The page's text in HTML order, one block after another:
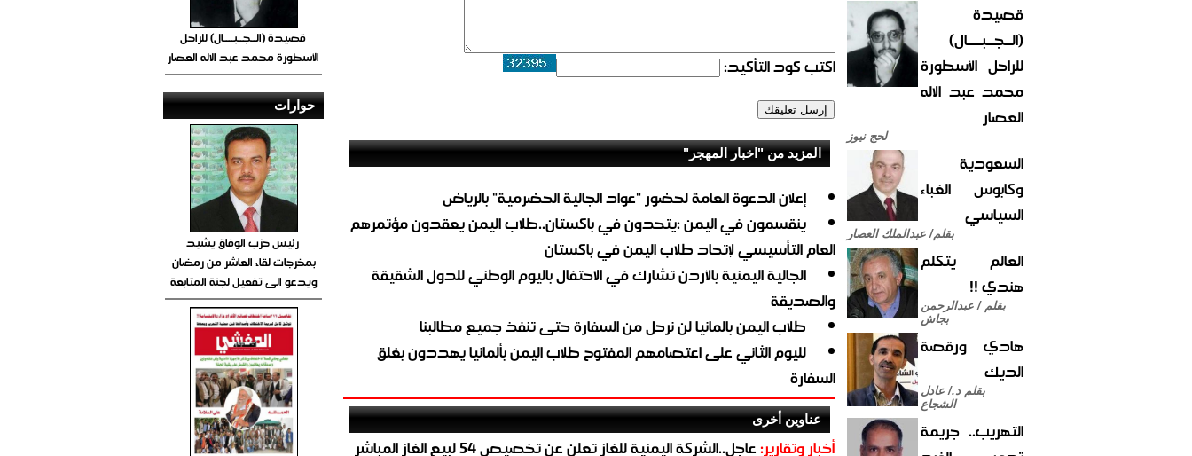
قصيدة
(الــجــبــــال)
للراحل الأسطورة
محمد عبد الاله
العصار
لحج نيوز
السعودية
وكابوس الغباء
السياسي
بقلم/ عبدالملك العصار
العالم يتكلم
هندي !!
بقلم / عبدالرحمن
بجاش
هادي ورقصة
الديك
بقلم د./ عادل
الشجاع
التهريب.. جريمة
اكتب كود التأكيد:
المزيد من "اخبار المهجر"
إعلان الدعوة العامة لحضور "عواد الجالية الحضرمية" بالرياض
ينقسمون في اليمن :يتحدون في باكستان..طلاب اليمن يعقدون مؤتمرهم
العام التأسيسي لإتحاد طلاب اليمن في باكستان
الجالية اليمنية بالأردن تشارك في الاحتفال باليوم الوطني للدول الشقيقة
والصديقة
طلاب اليمن بالمانيا لن نرحل من السفارة حتى تنفذ جميع مطالبنا
لليوم الثاني على اعتصامهم المفتوح طلاب اليمن بألمانيا يهددون بغلق
السفارة
عناوين أخرى
أخبار وتقارير:
عاجل..الشركة اليمنية للغاز تعلن عن تخصيص 54 لبيع الغاز المباشر
قصيدة (الــجــبــــال) للراحل
الأسطورة محمد عبد الاله العصار
حوارات
رئيس حزب الوفاق يشيد
بمخرجات لقاء العاشر من رمضان
ويدعو الى تفعيل لجنة المتابعة